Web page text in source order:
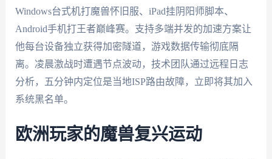
Windows台式机打魔兽怀旧服、iPad挂阴阳师脚本、
Android手机打王者巅峰赛。支持多端并发的加速方案让
他每台设备独立获得加密隧道，游戏数据传输彻底隔
离。凌晨激战时遭遇节点波动，技术团队通过远程日志
分析，五分钟内定位是当地ISP路由故障，立即将其加入
系统黑名单。
欧洲玩家的魔兽复兴运动